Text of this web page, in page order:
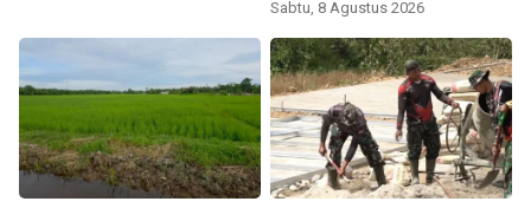
Sabtu, 8 Agustus 2026